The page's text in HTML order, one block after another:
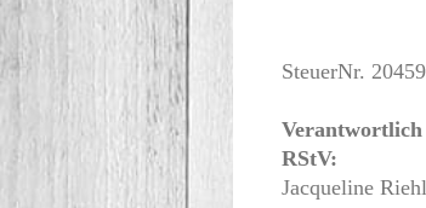
SteuerNr.
RStV:
Jacqueline